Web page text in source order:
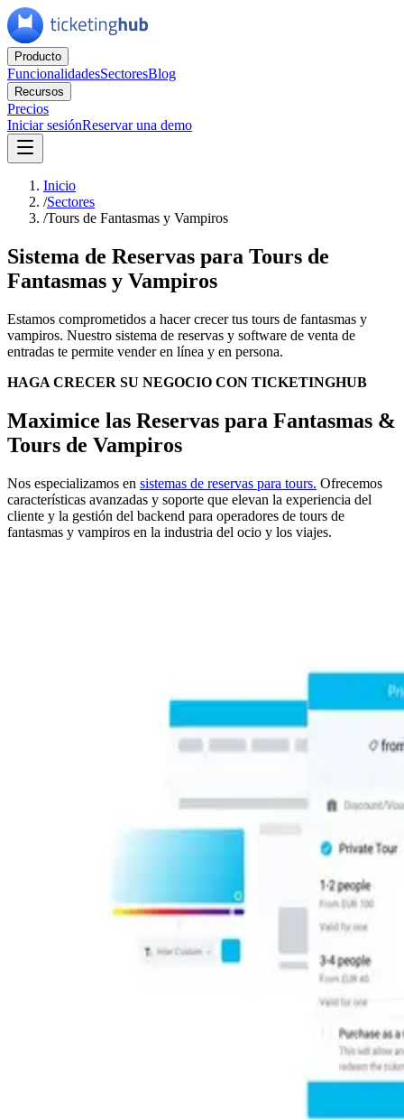
Producto
FuncionalidadesSectoresBlog
Recursos
Precios
Iniciar sesiónReservar una demo
Inicio
/Sectores
/Tours de Fantasmas y Vampiros
Sistema de Reservas para Tours de
Fantasmas y Vampiros
Estamos comprometidos a hacer crecer tus tours de fantasmas y
vampiros. Nuestro sistema de reservas y software de venta de
entradas te permite vender en línea y en persona.
HAGA CRECER SU NEGOCIO CON TICKETINGHUB
Maximice las Reservas para Fantasmas &
Tours de Vampiros
Nos especializamos en sistemas de reservas para tours. Ofrecemos
características avanzadas y soporte que elevan la experiencia del
cliente y la gestión del backend para operadores de tours de
fantasmas y vampiros en la industria del ocio y los viajes.